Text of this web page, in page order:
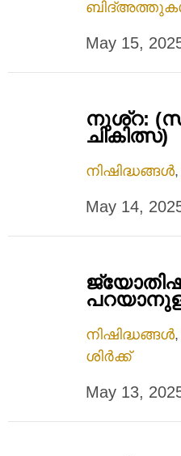
May 15,
നുശ്റ:
ചികിത്സ)
നിഷിദ്ധങ്ങൾ,
May 14,
നിഷിദ്ധങ്ങൾ,
ശിർക്ക്
May 13,